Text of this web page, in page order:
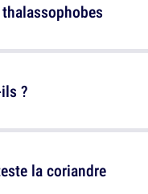
la coriandre
?